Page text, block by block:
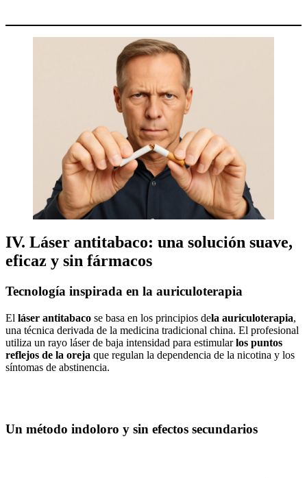
IV. Láser antitabaco: una solución suave,
eficaz y sin fármacos
Tecnología inspirada en la auriculoterapia
El láser antitabaco se basa en los principios dela auriculoterapia,
una técnica derivada de la medicina tradicional china. El profesional
utiliza un rayo láser de baja intensidad para estimularlos puntos
reflejos de la oreja que regulan la dependencia de la nicotina y los
síntomas de abstinencia.
Un método indoloro y sin efectos secundarios